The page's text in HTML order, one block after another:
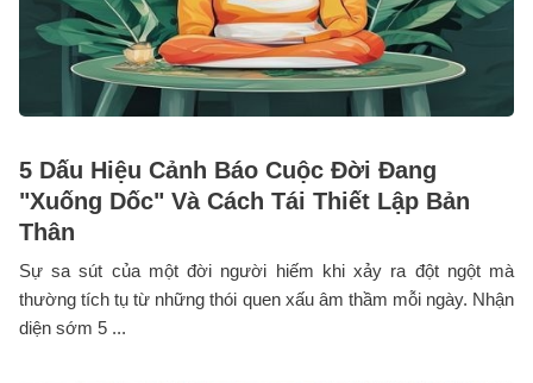
5 Dấu Hiệu Cảnh Báo Cuộc Đời Đang
"Xuống Dốc" Và Cách Tái Thiết Lập Bản
Thân
Sự sa sút của một đời người hiếm khi xảy ra đột ngột mà
thường tích tụ từ những thói quen xấu âm thầm mỗi ngày. Nhận
diện sớm 5 ...